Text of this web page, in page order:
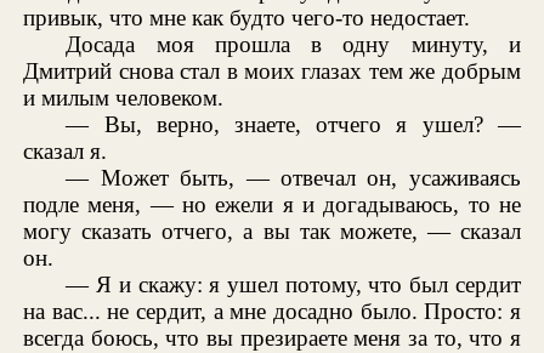
привык, что мне как будто чего-то недостает.
Досада моя прошла в одну минуту, и
Дмитрий снова стал в моих глазах тем же добрым
и милым человеком.
— Вы, верно, знаете, отчего я ушел? —
сказал я.
— Может быть, — отвечал он, усаживаясь
подле меня, — но ежели я и догадываюсь, то не
могу сказать отчего, а вы так можете, — сказал
он.
— Я и скажу: я ушел потому, что был сердит
на вас... не сердит, а мне досадно было. Просто: я
всегда боюсь, что вы презираете меня за то, что я